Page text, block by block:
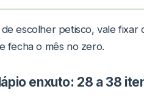
escolher petisco, vale
fecha o mês no zero.
enxuto: 28 a 38